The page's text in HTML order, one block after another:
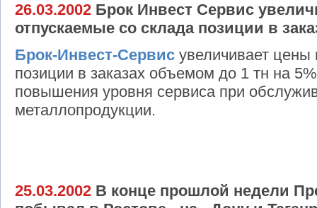
26.03.2002 Брок Инвест Сервис
отпускаемые со склада позиции в
Брок-Инвест-Сервис увеличивает цены
позиции в заказах объемом до 1 тн на
повышения уровня сервиса при
металлопродукции.
25.03.2002 В конце прошлой недели